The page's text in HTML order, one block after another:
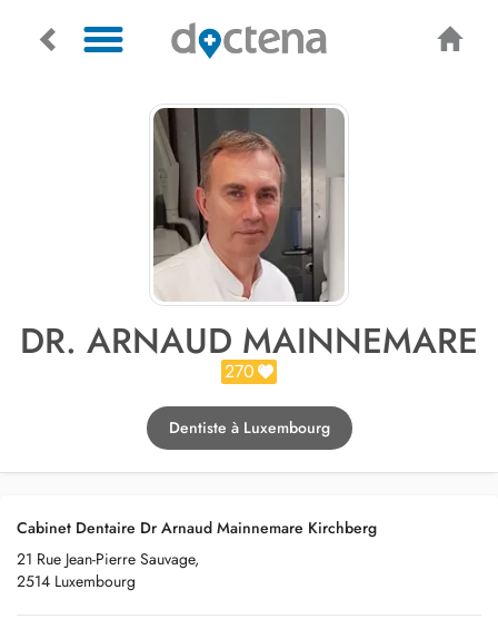
DR. ARNAUD MAINNEMARE
270
Dentiste à Luxembourg
Cabinet Dentaire Dr Arnaud Mainnemare Kirchberg
21 Rue Jean-Pierre Sauvage,
2514 Luxembourg